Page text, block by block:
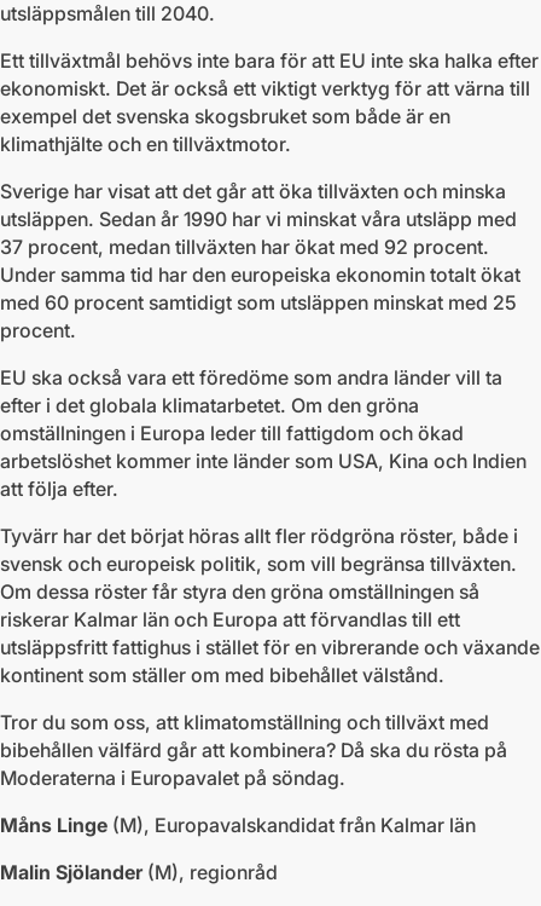
utsläppsmålen till 2040.
Ett tillväxtmål behövs inte bara för att EU inte ska halka efter
ekonomiskt. Det är också ett viktigt verktyg för att värna till
exempel det svenska skogsbruket som både är en
klimathjälte och en tillväxtmotor.
Sverige har visat att det går att öka tillväxten och minska
utsläppen. Sedan år 1990 har vi minskat våra utsläpp med
37 procent, medan tillväxten har ökat med 92 procent.
Under samma tid har den europeiska ekonomin totalt ökat
med 60 procent samtidigt som utsläppen minskat med 25
procent.
EU ska också vara ett föredöme som andra länder vill ta
efter i det globala klimatarbetet. Om den gröna
omställningen i Europa leder till fattigdom och ökad
arbetslöshet kommer inte länder som USA, Kina och Indien
att följa efter.
Tyvärr har det börjat höras allt fler rödgröna röster, både i
svensk och europeisk politik, som vill begränsa tillväxten.
Om dessa röster får styra den gröna omställningen så
riskerar Kalmar län och Europa att förvandlas till ett
utsläppsfritt fattighus i stället för en vibrerande och växande
kontinent som ställer om med bibehållet välstånd.
Tror du som oss, att klimatomställning och tillväxt med
bibehållen välfärd går att kombinera? Då ska du rösta på
Moderaterna i Europavalet på söndag.
Måns Linge (M), Europavalskandidat från Kalmar län
Malin Sjölander (M), regionråd